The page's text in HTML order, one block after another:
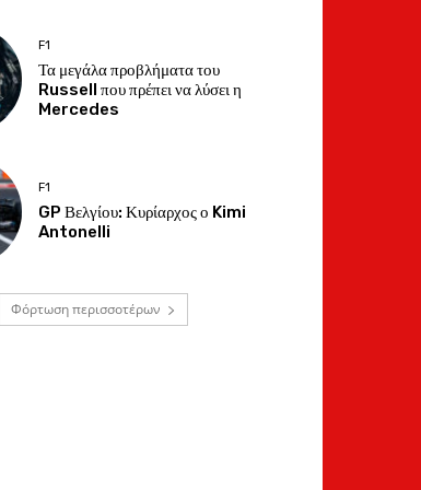
F1
Τα μεγάλα προβλήματα του
Russell που πρέπει να λύσει η
Mercedes
F1
GP Βελγίου: Κυρίαρχος ο Kimi
Antonelli
Φόρτωση περισσοτέρων